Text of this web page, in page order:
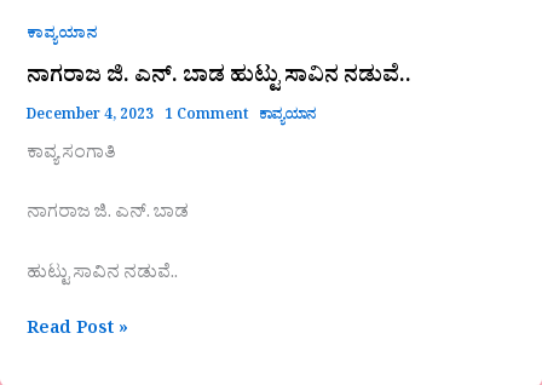
ಕಾವ್ಯಯಾನ
ನಾಗರಾಜ ಜಿ. ಎನ್. ಬಾಡ ಹುಟ್ಟು ಸಾವಿನ ನಡುವೆ..
December 4, 2023 1 Comment ಕಾವ್ಯಯಾನ
ಕಾವ್ಯ ಸಂಗಾತಿ
ನಾಗರಾಜ ಜಿ. ಎನ್. ಬಾಡ
ಹುಟ್ಟು ಸಾವಿನ ನಡುವೆ..
Read Post »